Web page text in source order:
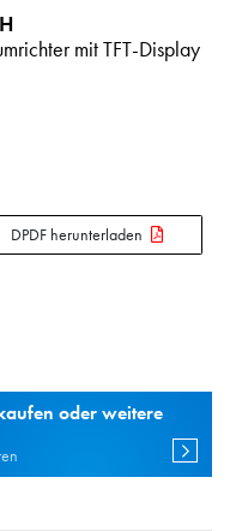
mit TFT-Display
DPDF herunterladen
oder weitere